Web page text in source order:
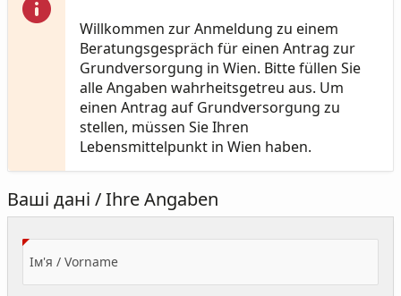
Willkommen zur Anmeldung zu einem
Beratungsgespräch für einen Antrag zur
Grundversorgung in Wien. Bitte füllen Sie
alle Angaben wahrheitsgetreu aus. Um
einen Antrag auf Grundversorgung zu
stellen, müssen Sie Ihren
Lebensmittelpunkt in Wien haben.
Ваші дані / Ihre Angaben
Ім'я / Vorname(Value Required)